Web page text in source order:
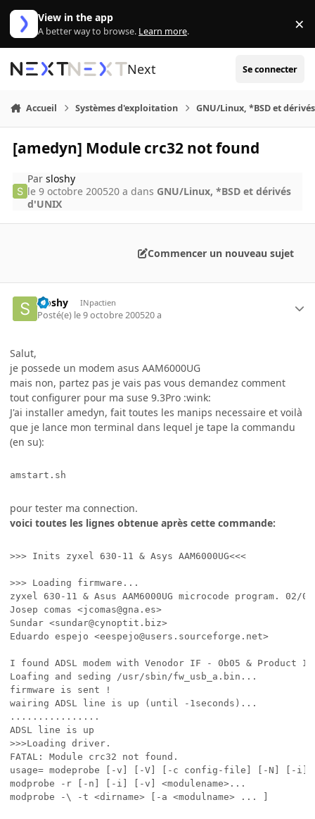
Aller au contenu
View in the app
A better way to browse. Learn more. ×
Next Se connecter
Accueil Systèmes d'exploitation GNU/Linux, *BSD et
[amedyn] Module crc32 not found
Parsloshy
le 9 octobre 200520 a dans GNU/Linux, *BSD et dérivés
d'UNIX
Commencer un nouveau sujet
sloshy INpactien
Posté(e) le 9 octobre 200520 a
Salut,
je possede un modem asus AAM6000UG
mais non, partez pas je vais pas vous demandez comment
tout configurer pour ma suse 9.3Pro :wink:
J'ai installer amedyn, fait toutes les manips necessaire et voilà
que je lance mon terminal dans lequel je tape la commandu
(en su):
amstart.sh
pour tester ma connection.
voici toutes les lignes obtenue après cette commande:
>>> Inits zyxel 630-11 & Asys AAM6000UG<<<
>>> Loading firmware...
zyxel 630-11 & Asus AAM6000UG microcode program. 02/
Josep comas <jcomas@gna.es>
Sundar <sundar@cynoptit.biz>
Eduardo espejo <eespejo@users.sourceforge.net>
I found ADSL modem with Venodor IF - 0b05 & Product
Loafing and seding /usr/sbin/fw_usb_a.bin...
firmware is sent !
wairing ADSL line is up (until -1seconds)...
................
ADSL line is up
>>>Loading driver.
FATAL: Module crc32 not found.
usage= modeprobe [-v] [-V] [-c config-file] [-N] [-i] [-
modprobe -r [-n] [-i] [-v] <modulename>...
modprobe -\ -t <dirname> [-a <modulname> ... ]